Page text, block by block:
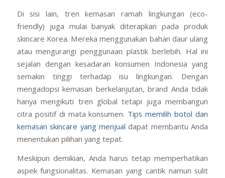
Di sisi lain, tren kemasan ramah lingkungan (eco-
friendly) juga mulai banyak diterapkan pada produk
skincare Korea. Mereka menggunakan bahan daur ulang
atau mengurangi penggunaan plastik berlebih. Hal ini
sejalan dengan kesadaran konsumen Indonesia yang
semakin tinggi terhadap isu lingkungan. Dengan
mengadopsi kemasan berkelanjutan, brand Anda tidak
hanya mengikuti tren global tetapi juga membangun
citra positif di mata konsumen. Tips memilih botol dan
kemasan skincare yang menjual dapat membantu Anda
menentukan pilihan yang tepat.
Meskipun demikian, Anda harus tetap memperhatikan
aspek fungsionalitas. Kemasan yang cantik namun sulit